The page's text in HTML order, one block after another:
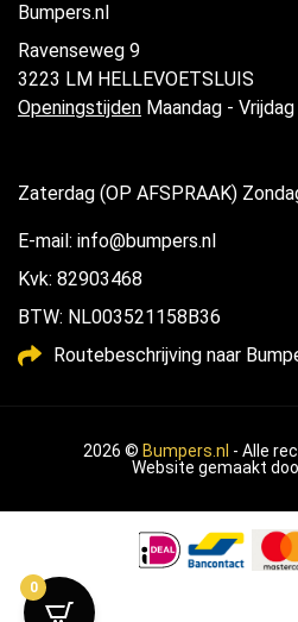
Bumpers.nl
Ravenseweg 9
3223 LM HELLEVOETSLUIS
Openingstijden Maandag -
Zaterdag (OP AFSPRAAK)
E-mail: info@bumpers.nl
Kvk: 82903468
BTW: NL003521158B36
Routebeschrijving naar
2026 © Bumpers.nl - Alle
Website gemaakt
0